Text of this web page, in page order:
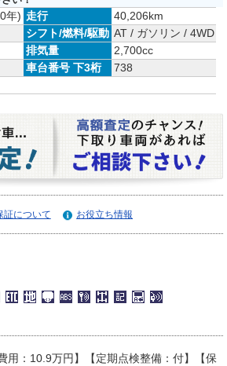
年) 走行
40,206km
シフト/燃料/駆動 AT / ガソリン / 4WD
排気量
2,700cc
車台番号 下3桁
738
証について お役立ち情報
：10.9万円】【定期点検整備：付】【保